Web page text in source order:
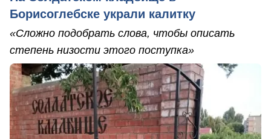
Борисоглебске украли калитку
«Сложно подобрать слова, чтобы описать
степень низости этого поступка»